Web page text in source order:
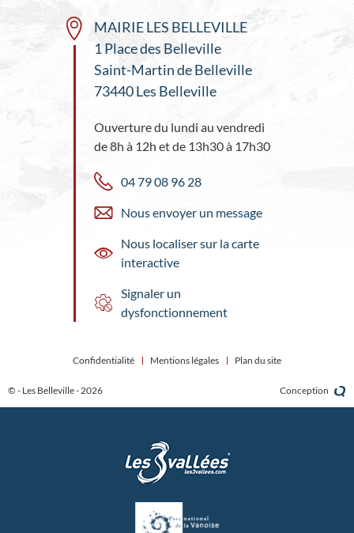
MAIRIE LES BELLEVILLE
1 Place des Belleville
Saint-Martin de Belleville
73440 Les Belleville
Ouverture du lundi au vendredi
de 8h à 12h et de 13h30 à 17h30
04 79 08 96 28
Nous envoyer un message
Nous localiser sur la carte
interactive
Signaler un
dysfonctionnement
© - Les Belleville - 2026
Confidentialité Mentions légales Plan du site
Conception